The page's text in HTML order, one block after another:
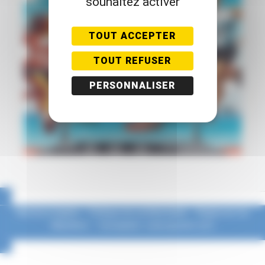
Mentions légales –Politique de confidentialité –Règlement du
TOUT ACCEPTER
TOUT REFUSER
PERSONNALISER